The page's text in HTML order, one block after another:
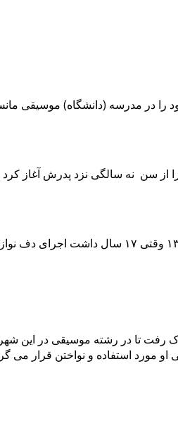
سنتی است.تحصیلات خود را در مدرسه
سن نه سالگی نزد پدرش آغاز
همواره از سنین کودکی با پدر در تورهای
او مورد استفاده و نواختن قرار می‌